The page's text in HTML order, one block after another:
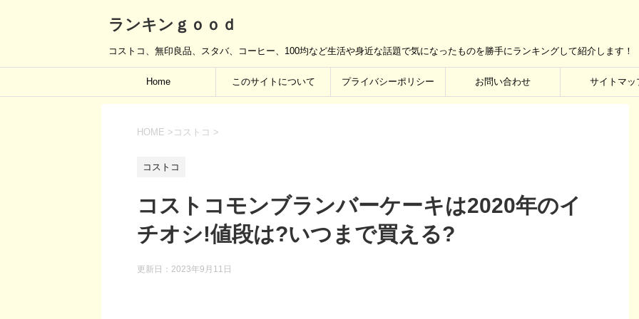
ランキンｇｏｏｄ
コストコ、無印良品、スタバ、コーヒー、100均など生活や身近な話題で気になったものを勝手にランキングして紹介します！
Home このサイトについて プライバシーポリシー お問い合わせ サイトマッ
HOME > コストコ >
コストコ
コストコモンブランバーケーキは2020年のイ
チオシ!値段は?いつまで買える?
更新日： 2023年9月11日